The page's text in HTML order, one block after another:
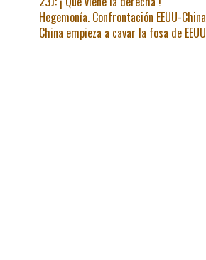
Hegemonía. Confrontación EEUU-China
China empieza a cavar la fosa de EEUU